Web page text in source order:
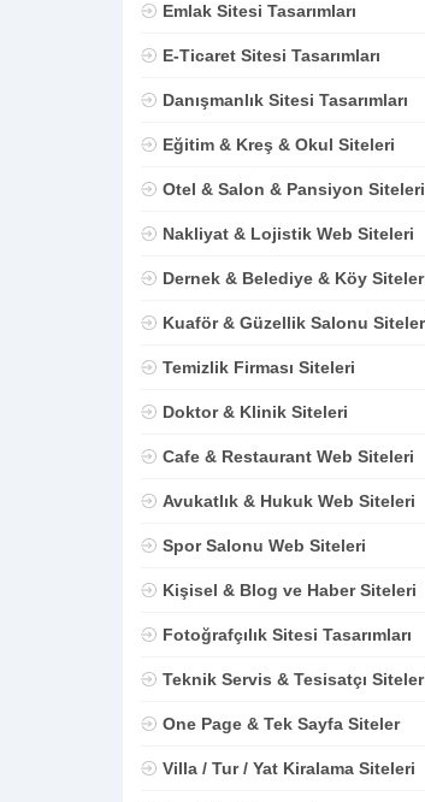
Emlak Sitesi Tasarımları
E-Ticaret Sitesi Tasarımları
Danışmanlık Sitesi Tasarımları
Eğitim & Kreş & Okul Siteleri
Otel & Salon & Pansiyon Siteleri
Nakliyat & Lojistik Web Siteleri
Dernek & Belediye & Köy
Kuaför & Güzellik Salonu
Temizlik Firması Siteleri
Doktor & Klinik Siteleri
Cafe & Restaurant Web Siteleri
Avukatlık & Hukuk Web Siteleri
Spor Salonu Web Siteleri
Kişisel & Blog ve Haber Siteleri
Fotoğrafçılık Sitesi Tasarımları
Teknik Servis & Tesisatçı
One Page & Tek Sayfa Siteler
Villa / Tur / Yat Kiralama Siteleri